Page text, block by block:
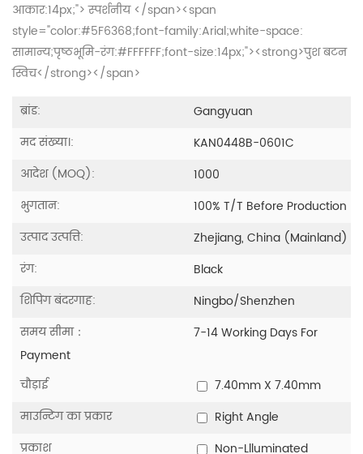
आकार:14px;"> स्पर्शनीय </span><span
style="color:#5F6368;font-family:Arial;white-space:
सामान्य;पृष्ठभूमि-रंग:#FFFFFF;font-size:14px;"><strong>पुश बटन
स्विच</strong></span>
ब्रांड:
Gangyuan
मद संख्या।:
KAN0448B-0601C
आदेश (MOQ):
1000
भुगतान:
100% T/T Before Production
उत्पाद उत्पत्ति:
Zhejiang, China (Mainland)
रंग:
Black
शिपिंग बंदरगाह:
Ningbo/Shenzhen
समय सीमा：
7-14 Working Days For
Payment
चौड़ाई
7.40mm X 7.40mm
माउन्टिंग का प्रकार
Right Angle
प्रकाश
Non-Llluminated